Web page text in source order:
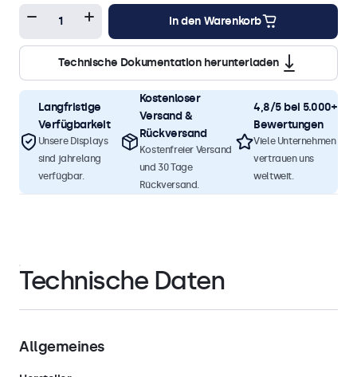
In den Warenkorb
Technische Dokumentation herunterladen
Langfristige
Verfügbarkeit
Unsere Displays
sind jahrelang
verfügbar.
Kostenloser
Versand &
Rückversand
Kostenfreier Versand
und 30 Tage
Rückversand.
4,8/5 bei 5.000+
Bewertungen
Viele Unternehmen
vertrauen uns
weltweit.
Technische Daten
Allgemeines